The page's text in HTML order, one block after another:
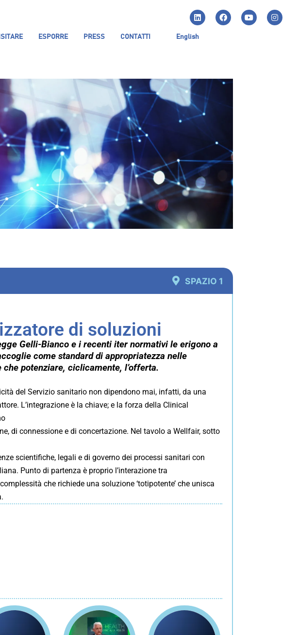
ESPORRE PRESS CONTATTI English
SPAZIO 1
di soluzioni
Gelli-Bianco e i recenti iter normativi le erigono a
come standard di appropriatezza nelle
potenziare, ciclicamente, l’offerta.
del Servizio sanitario non dipendono mai, infatti, da una
L’integrazione è la chiave; e la forza della Clinical
di connessione e di concertazione. Nel tavolo a Wellfair, sotto
scientifiche, legali e di governo dei processi sanitari con
Punto di partenza è proprio l’interazione tra
che richiede una soluzione ‘totipotente’ che unisca